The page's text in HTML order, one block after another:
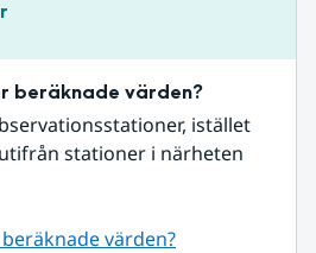
beräknade värden?
istället
stationer i närheten
värden?